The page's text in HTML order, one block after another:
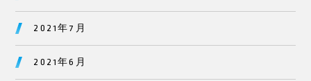
2021年7月
2021年6月